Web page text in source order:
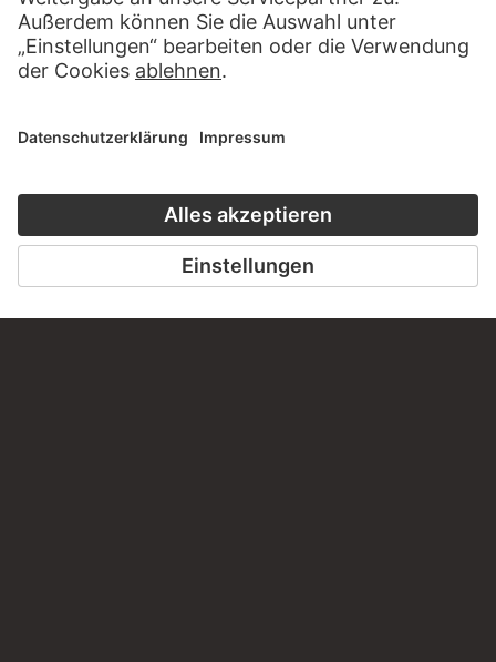
KONTAKT
Haben Sie Anregungen, Fragen oder Informationen zu
SCHREIBEN SIE UNS